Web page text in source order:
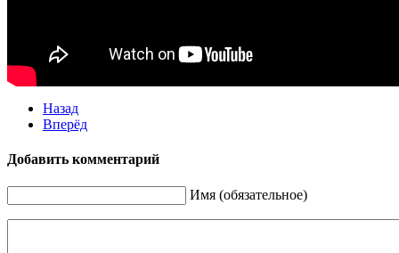
Назад
Вперёд
Добавить комментарий
Имя (обязательное)